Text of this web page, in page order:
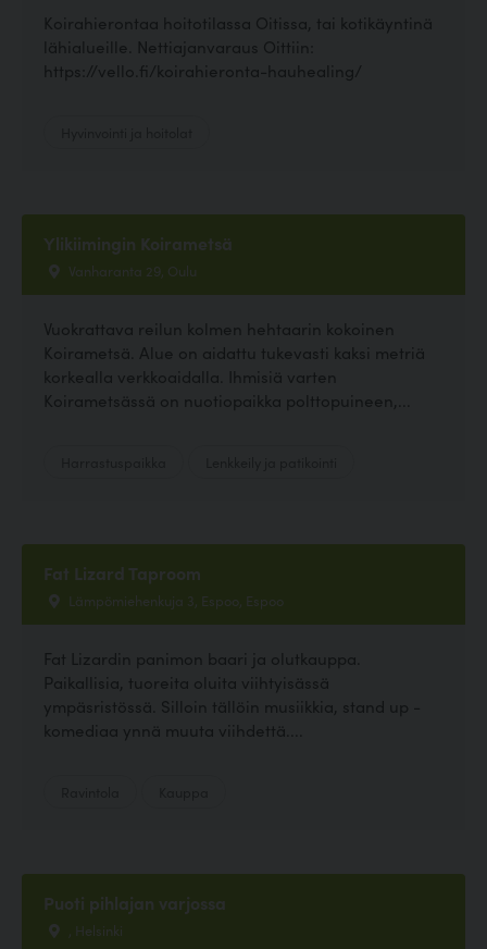
Koirahierontaa hoitotilassa Oitissa, tai kotikäyntinä
lähialueille. Nettiajanvaraus Oittiin:
https://vello.fi/koirahieronta-hauhealing/
Ylikiimingin Koirametsä
Vanharanta 29, Oulu
Vuokrattava reilun kolmen hehtaarin kokoinen
Koirametsä. Alue on aidattu tukevasti kaksi metriä
korkealla verkkoaidalla. Ihmisiä varten
Koirametsässä on nuotiopaikka polttopuineen,...
Fat Lizard Taproom
Lämpömiehenkuja 3, Espoo, Espoo
Fat Lizardin panimon baari ja olutkauppa.
Paikallisia, tuoreita oluita viihtyisässä
ympäsristössä. Silloin tällöin musiikkia, stand up -
komediaa ynnä muuta viihdettä....
Puoti pihlajan varjossa
, Helsinki